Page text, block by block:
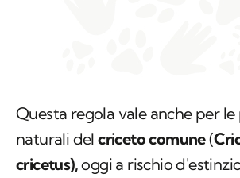
Questa regola vale anche per
naturali delcriceto comune(
cricetus),oggi a rischio